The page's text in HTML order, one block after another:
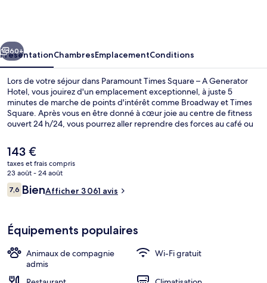
A
Generator
Hotel
Suivant
60+
PrésentationChambresEmplacementConditions
Lors de votre séjour dans Paramount Times Square – A Generator
Hotel, vous jouirez d'un emplacement exceptionnel, à juste 5
minutes de marche de points d'intérêt comme Broadway et Times
Square. Après vous en être donné à cœur joie au centre de fitness
ouvert 24 h/24, vous pourrez aller reprendre des forces au café ou
déco se trouve également à moins de 10 minutes à pied de
Rockefeller Center et de Bryant Park. Les autres voyageurs ne
tarissent pas d'éloges en ce qui concerne le personnel attentionné
et l'emplacement. L'hébergement se situe à une très courte
distance à pied des transports publics : Station de métro 50th
Street (8th Av.) se trouve à 4 min et Station de métro 42nd Street –
Le
prix
actuel
est
de
143 €
taxes et frais compris
23 août - 24 août
Avis
voyageurs
7,67,6 sur 10
BienAfficher 3 061 avis
Équipements populaires
Animaux de compagnie
admis
Wi-Fi gratuit